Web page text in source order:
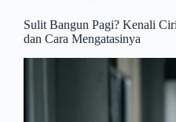
Sulit Bangun Pagi? Kenali
dan Cara Mengatasinya